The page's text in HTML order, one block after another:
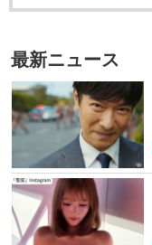
最新ニュース